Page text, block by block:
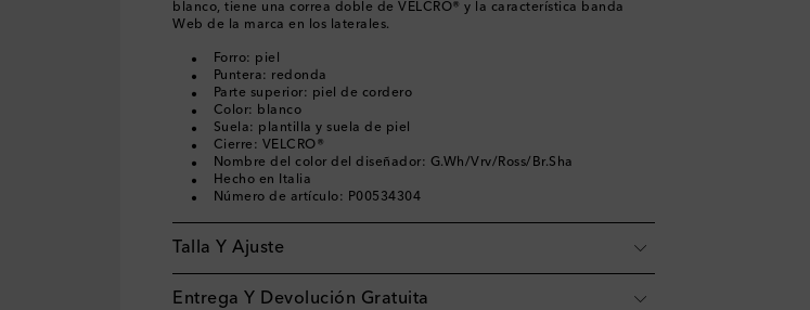
blanco, tiene una correa doble de VELCRO® y la característica banda
Web de la marca en los laterales.
Forro: piel
Puntera: redonda
Parte superior: piel de cordero
Color: blanco
Suela: plantilla y suela de piel
Cierre: VELCRO®
Nombre del color del diseñador: G.Wh/Vrv/Ross/Br.Sha
Hecho en Italia
Número de artículo: P00534304
Talla Y Ajuste
Entrega Y Devolución Gratuita